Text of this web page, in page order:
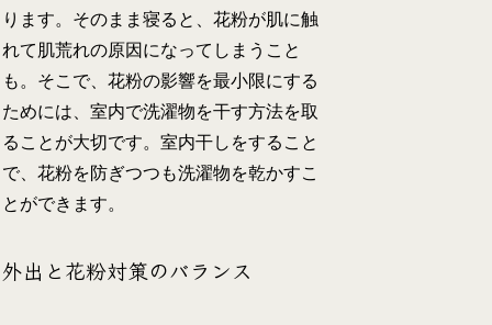
ります。そのまま寝ると、花粉が肌に触
れて肌荒れの原因になってしまうこと
も。そこで、花粉の影響を最小限にする
ためには、室内で洗濯物を干す方法を取
ることが大切です。室内干しをすること
で、花粉を防ぎつつも洗濯物を乾かすこ
とができます。
外出と花粉対策のバランス